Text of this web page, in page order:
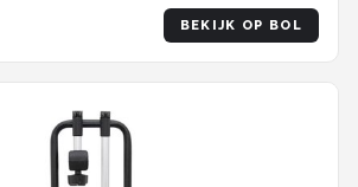
BEKIJK OP BOL